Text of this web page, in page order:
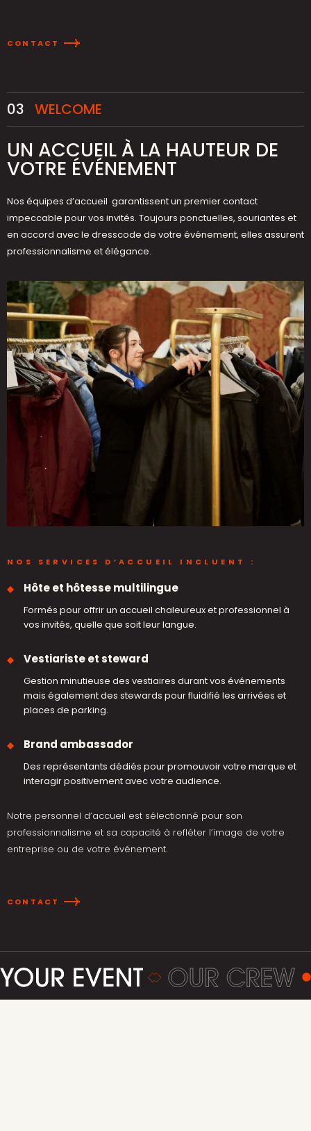
CONTACT
03 WELCOME
UN ACCUEIL À LA HAUTEUR DE
VOTRE ÉVÉNEMENT
Nos équipes d’accueil garantissent un premier contact
impeccable pour vos invités. Toujours ponctuelles, souriantes et
en accord avec le dresscode de votre événement, elles assurent
professionnalisme et élégance.
NOS SERVICES D’ACCUEIL INCLUENT :
Hôte et hôtesse multilingue
Formés pour offrir un accueil chaleureux et professionnel à
vos invités, quelle que soit leur langue.
Vestiariste et steward
Gestion minutieuse des vestiaires durant vos événements
mais également des stewards pour fluidifié les arrivées et
places de parking.
Brand ambassador
Des représentants dédiés pour promouvoir votre marque et
interagir positivement avec votre audience.
Notre personnel d’accueil est sélectionné pour son
professionnalisme et sa capacité à refléter l’image de votre
entreprise ou de votre événement.
CONTACT